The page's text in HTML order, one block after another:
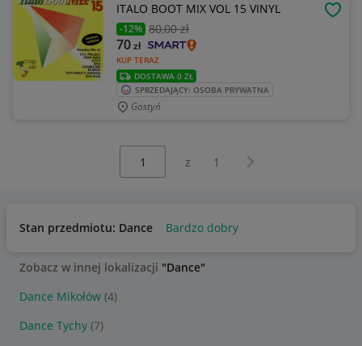
ITALO BOOT MIX VOL 15 VINYL
-12% 80,00 zł
KUP TERAZ
70zł
DOSTAWA 0 ZŁ
SPRZEDAJĄCY: OSOBA PRYWATNA
Gostyń
z 1 Następna strona
Stan przedmiotu: Dance Bardzo dobry
Zobacz w innej lokalizacji "Dance"
Dance Mikołów (4)
Dance Tychy (7)